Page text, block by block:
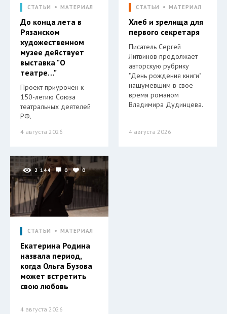
СТАТЬИ МАТЕРИАЛ
До конца лета в
Рязанском
художественном
музее действует
выставка "О
театре…"
Проект приурочен к
150-летию Союза
театральных деятелей
РФ.
4 августа 2026
СТАТЬИ МАТЕРИАЛ
Хлеб и зрелища для
первого секретаря
Писатель Сергей
Литвинов продолжает
авторскую рубрику
"День рождения книги"
нашумевшим в свое
время романом
Владимира Дудинцева.
4 августа 2026
2 144 0 0
СТАТЬИ МАТЕРИАЛ
Екатерина Родина
назвала период,
когда Ольга Бузова
может встретить
свою любовь
4 августа 2026